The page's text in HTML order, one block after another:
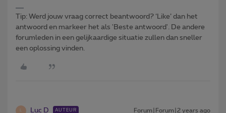
Tip: Werd jouw vraag correct beantwoord? ‘Like’ dan het
antwoord en markeer het als 'Beste antwoord'. De andere
forumleden in een gelijkaardige situatie zullen dan sneller
een oplossing vinden.
L Luc D AUTEUR Forum|Forum|2 years ago